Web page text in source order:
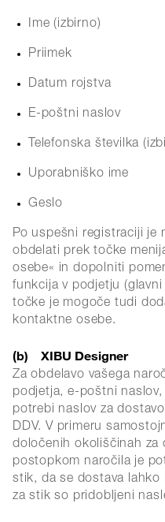
Ime (izbirno)
Priimek
Datum rojstva
E-poštni naslov
Telefonska številka
Uporabniško ime
Geslo
Po uspešni registraciji je
obdelati prek točke
osebe« in dopolniti
funkcija v podjetju
točke je mogoče tudi
kontaktne osebe.
(b) XIBU Designer
Za obdelavo vašega
podjetja, e-poštni
potrebi naslov za
DDV. V primeru
določenih okoliščinah za
postopkom naročila je
stik, da se dostava lahko
za stik so pridobljeni